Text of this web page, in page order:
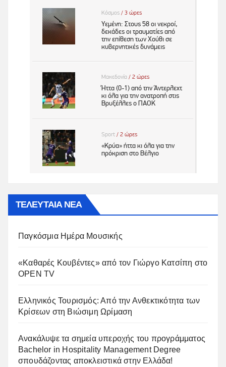
ΤΕΛΕΥΤΑΙΑ ΝΕΑ
Παγκόσμια Ημέρα Μουσικής
«Καθαρές Κουβέντες» από τον Γιώργο Κατσίπη στο
OPEN TV
Ελληνικός Τουρισμός: Από την Ανθεκτικότητα των
Κρίσεων στη Βιώσιμη Ωρίμαση
Ανακάλυψε τα σημεία υπεροχής του προγράμματος
Bachelor in Hospitality Management Degree
σπουδάζοντας αποκλειστικά στην Ελλάδα!